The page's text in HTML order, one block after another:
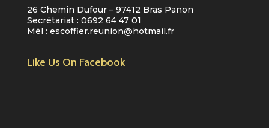
26 Chemin Dufour – 97412 Bras Panon
Secrétariat : 0692 64 47 01
Mél : escoffier.reunion@hotmail.fr
Like Us On Facebook